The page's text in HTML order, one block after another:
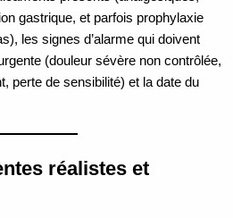
gastrique, et parfois prophylaxie
les signes d’alarme qui doivent
(douleur sévère non contrôlée,
perte de sensibilité) et la date du
réalistes et